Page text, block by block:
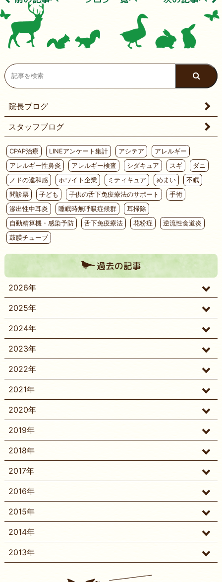
院長ブログ
スタッフブログ
CPAP治療 LINEアンケート集計 アシテア
アレルギー
アレルギー性鼻炎
アレルギー検査 シダキュア スギ
ダニ
ノドの違和感
ホワイト企業 ミティキュア めまい
不眠
問診票
子ども 子供の舌下免疫療法のサポート
手術
滲出性中耳炎
睡眠時無呼吸症候群
耳掃除
自動精算機・感染予防
舌下免疫療法 花粉症
逆流性食道炎
鼓膜チューブ
過去の記事
2026年
2025年
2024年
2023年
2022年
2021年
2020年
2019年
2018年
2017年
2016年
2015年
2014年
2013年